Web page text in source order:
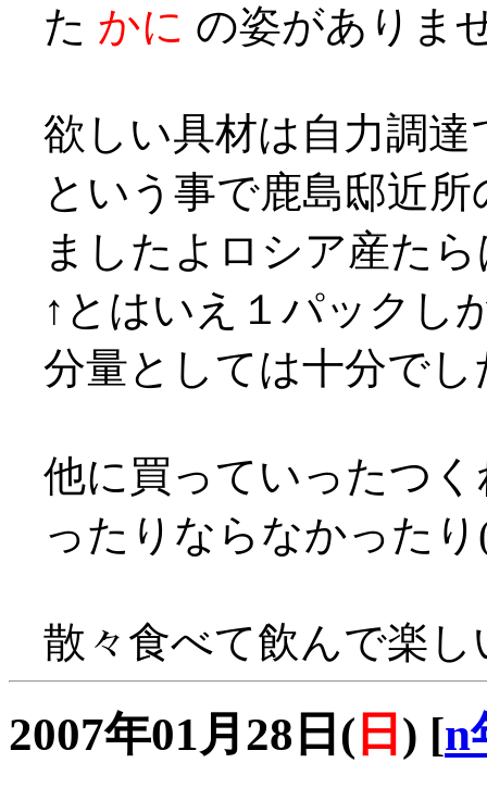
た かに の姿がありま
欲しい具材は自力調
という事で鹿島邸近
ましたよロシア産た
↑とはいえ１パックし
分量としては十分でし
他に買っていったつ
ったりならなかったり
散々食べて飲んで楽
2007年01月28日( 日 ) [n